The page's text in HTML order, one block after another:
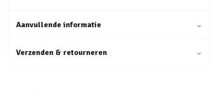
Aanvullende informatie ⌄
Verzenden & retourneren ⌄